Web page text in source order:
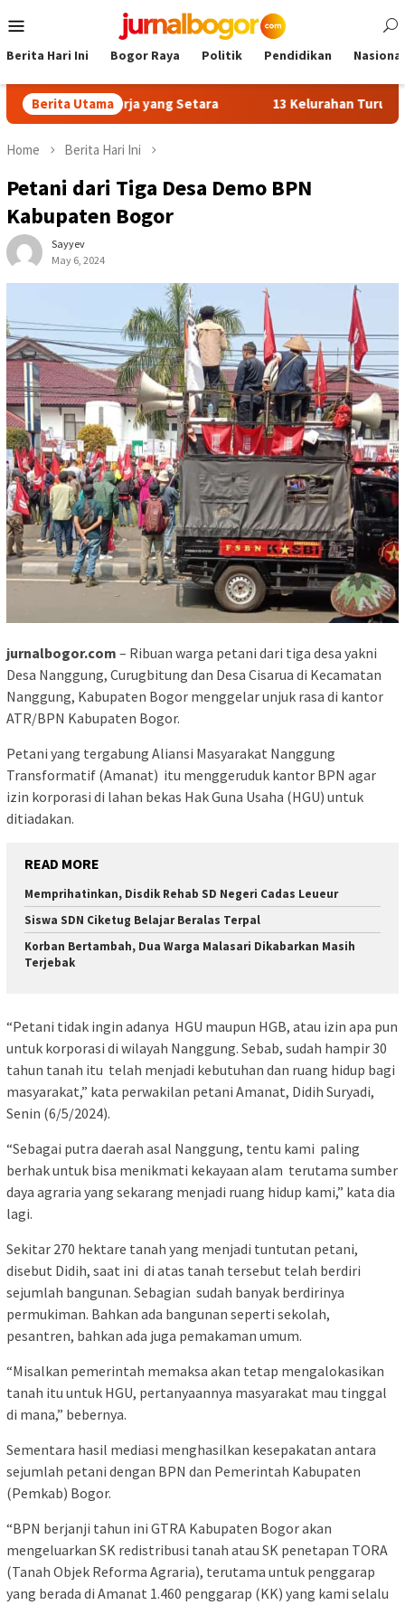
to
Menu
Berita Hari Ini Bogor Raya Politik Pendidikan Nasional
Berita Utama
Kerja yang Setara 13 Kelurahan Turunkan Kafilah
Home Berita Hari Ini
Petani dari Tiga Desa Demo BPN
Kabupaten Bogor
Sayyev
May 6, 2024
jurnalbogor.com – Ribuan warga petani dari tiga desa yakni
Desa Nanggung, Curugbitung dan Desa Cisarua di Kecamatan
Nanggung, Kabupaten Bogor menggelar unjuk rasa di kantor
ATR/BPN Kabupaten Bogor.
Petani yang tergabung Aliansi Masyarakat Nanggung
Transformatif (Amanat) itu menggeruduk kantor BPN agar
izin korporasi di lahan bekas Hak Guna Usaha (HGU) untuk
ditiadakan.
READ MORE
Memprihatinkan, Disdik Rehab SD Negeri Cadas Leueur
Siswa SDN Ciketug Belajar Beralas Terpal
Korban Bertambah, Dua Warga Malasari Dikabarkan Masih
Terjebak
“Petani tidak ingin adanya HGU maupun HGB, atau izin apa pun
untuk korporasi di wilayah Nanggung. Sebab, sudah hampir 30
tahun tanah itu telah menjadi kebutuhan dan ruang hidup bagi
masyarakat,” kata perwakilan petani Amanat, Didih Suryadi,
Senin (6/5/2024).
“Sebagai putra daerah asal Nanggung, tentu kami paling
berhak untuk bisa menikmati kekayaan alam terutama sumber
daya agraria yang sekarang menjadi ruang hidup kami,” kata dia
lagi.
Sekitar 270 hektare tanah yang menjadi tuntutan petani,
disebut Didih, saat ini di atas tanah tersebut telah berdiri
sejumlah bangunan. Sebagian sudah banyak berdirinya
permukiman. Bahkan ada bangunan seperti sekolah,
pesantren, bahkan ada juga pemakaman umum.
“Misalkan pemerintah memaksa akan tetap mengalokasikan
tanah itu untuk HGU, pertanyaannya masyarakat mau tinggal
di mana,” bebernya.
Sementara hasil mediasi menghasilkan kesepakatan antara
sejumlah petani dengan BPN dan Pemerintah Kabupaten
(Pemkab) Bogor.
“BPN berjanji tahun ini GTRA Kabupaten Bogor akan
mengeluarkan SK redistribusi tanah atau SK penetapan TORA
(Tanah Objek Reforma Agraria), terutama untuk penggarap
yang berada di Amanat 1.460 penggarap (KK) yang kami selalu